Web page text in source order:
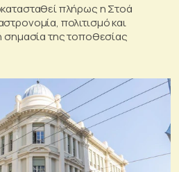
πλήρως η Στοά
πολιτισμό και
σημασία της τοποθεσίας